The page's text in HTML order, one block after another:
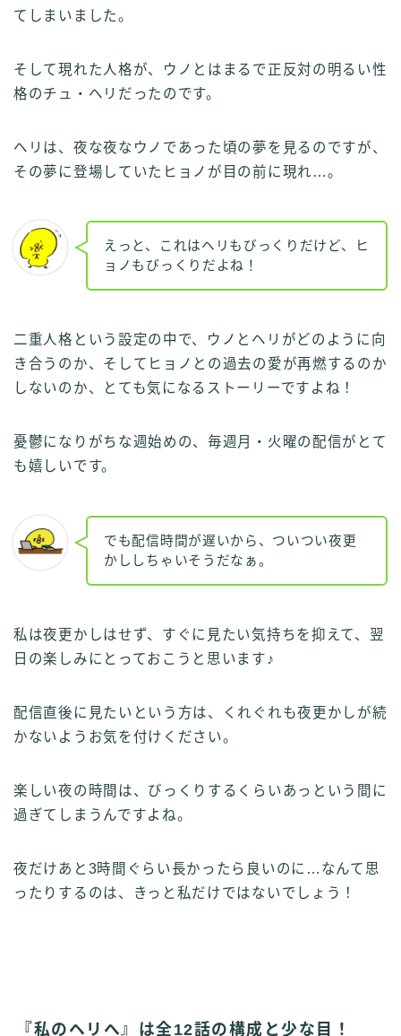
てしまいました。
そして現れた人格が、ウノとはまるで正反対の明るい性
格のチュ・ヘリだったのです。
ヘリは、夜な夜なウノであった頃の夢を見るのですが、
その夢に登場していたヒョノが目の前に現れ…。
えっと、これはヘリもびっくりだけど、ヒ
ョノもびっくりだよね！
二重人格という設定の中で、ウノとヘリがどのように向
き合うのか、そしてヒョノとの過去の愛が再燃するのか
しないのか、とても気になるストーリーですよね！
憂鬱になりがちな週始めの、毎週月・火曜の配信がとて
も嬉しいです。
でも配信時間が遅いから、ついつい夜更
かししちゃいそうだなぁ。
私は夜更かしはせず、すぐに見たい気持ちを抑えて、翌
日の楽しみにとっておこうと思います♪
配信直後に見たいという方は、くれぐれも夜更かしが続
かないようお気を付けください。
楽しい夜の時間は、びっくりするくらいあっという間に
過ぎてしまうんですよね。
夜だけあと3時間ぐらい長かったら良いのに…なんて思
ったりするのは、きっと私だけではないでしょう！
『私のヘリへ』は全12話の構成と少な目！